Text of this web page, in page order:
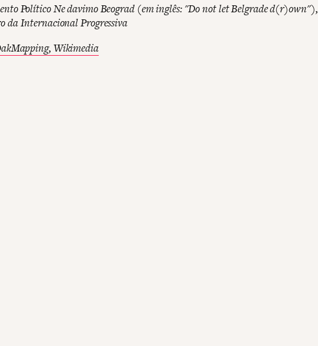
Político Ne davimo Beograd (em inglês: "Do not let Belgrade d(r)own"),
da Internacional Progressiva
Wikimedia